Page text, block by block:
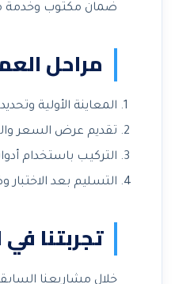
ضمان مكتوب وخدمة
مراحل
المعاينة الأولية
تقديم عرض السعر
التركيب باستخدام
التسليم بعد الاختبار
تجربتنا
خلال مشاريعنا